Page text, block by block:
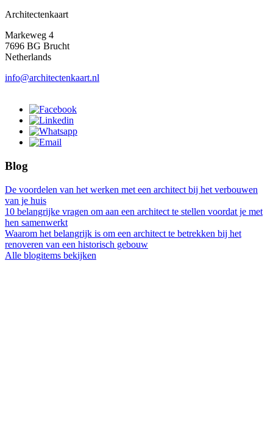
Architectenkaart
Markeweg 4
7696 BG Brucht
Netherlands
info@architectenkaart.nl
Blog
De voordelen van het werken met een architect bij het verbouwen
van je huis
10 belangrijke vragen om aan een architect te stellen voordat je met
hen samenwerkt
Waarom het belangrijk is om een architect te betrekken bij het
renoveren van een historisch gebouw
Alle blogitems bekijken